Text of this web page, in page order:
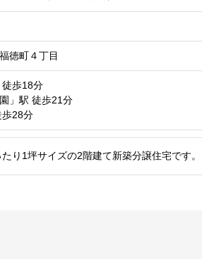
徳町４丁目
徒歩18分
」駅 徒歩21分
歩28分
り1坪サイズの2階建て新築分譲住宅です。